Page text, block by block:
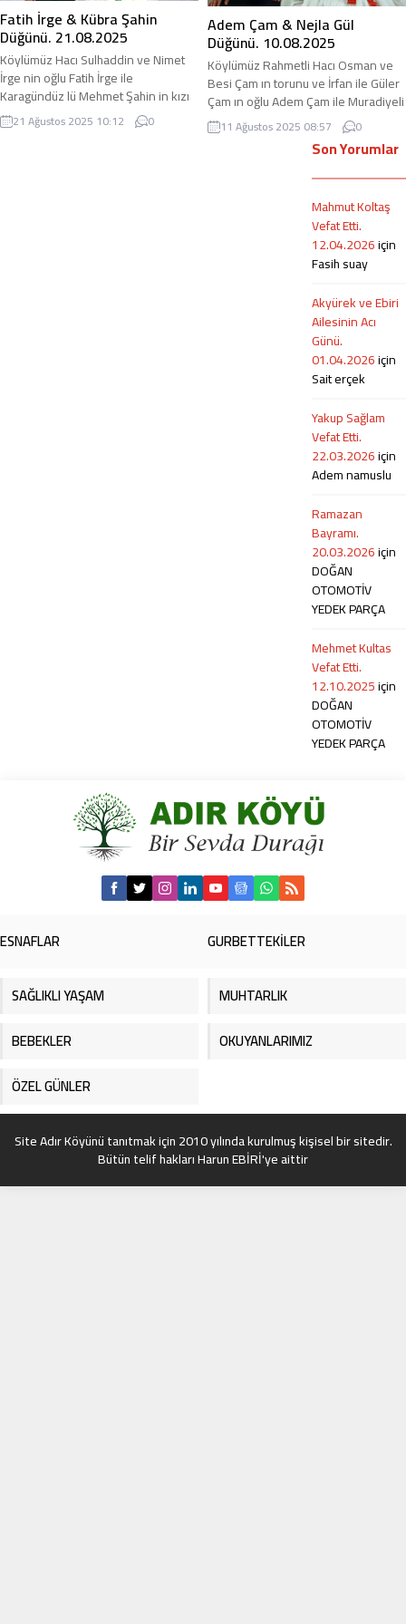
Düğün Günü Videoları… 24.09.2025
Düğün Günü...
Fotoğraflar…
Fatih İrge & Kübra Şahin
Düğünü. 21.08.2025
Köylümüz Hacı Sulhaddin ve Nimet
İrge nin oğlu Fatih İrge ile
Karagündüz lü Mehmet Şahin in kızı
Kübra Şahin 21.08.2025 tarihinde
yapılan düğün ile evlenmişlerdir.
21 Ağustos 2025 10:12 0
Adem Çam & Nejla Gül
Düğünü. 10.08.2025
Köylümüz Rahmetli Hacı Osman ve
Besi Çam ın torunu ve İrfan ile Güler
Çam ın oğlu Adem Çam ile Muradiyeli
Zeki Gül ün kızı Nejla Gül 10.08.2025
tarihinde evlenmişlerdir. adirli.com
olarak her iki aileyi tebrik ediyoruz.
Genç kardeşlerimize de ömür boyu
diliyoruz. Kına Geces Videoları…...
11 Ağustos 2025 08:57 0
Son Yorumlar
Mahmut Koltaş
Vefat Etti.
12.04.2026için
Fasih suay
Akyürek ve Ebiri
Ailesinin Acı
Günü.
01.04.2026için
Sait erçek
Yakup Sağlam
Vefat Etti.
22.03.2026için
Adem namuslu
Ramazan
Bayramı.
20.03.2026için
DOĞAN
OTOMOTİV
YEDEK PARÇA
Mehmet Kultas
Vefat Etti.
12.10.2025için
DOĞAN
OTOMOTİV
YEDEK PARÇA
ESNAFLAR GURBETTEKİLER
SAĞLIKLI YAŞAM
MUHTARLIK
BEBEKLER
OKUYANLARIMIZ
ÖZEL GÜNLER
Site Adır Köyünü tanıtmak için 2010 yılında kurulmuş kişisel bir sitedir.
Bütün telif hakları Harun EBİRİ'ye aittir